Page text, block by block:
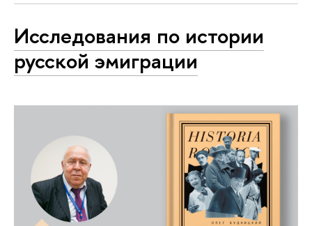
Исследования по истории
русской эмиграции